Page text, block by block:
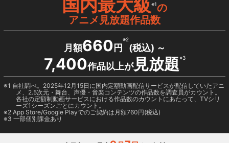
国内最大級※1の
アニメ見放題作品数
月額660 円
※2
(税込) ～
7,400作品以上が見放題※3
1 自社調べ。2025年12月15日に国内定額動画配信サービスが配信していたアニ
メ、2.5次元・舞台、声優・音楽コンテンツの作品数を調査員がカウント。
各社の定額制動画サービスにおける作品数のカウントにあたって、TVシリ
ーズ1シーズンごとにカウント。
2 App Store/Google Playでのご契約は月額760円(税込)
3 一部個別課金あり